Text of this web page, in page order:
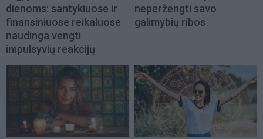
dienoms: santykiuose ir
finansiniuose reikaluose
naudinga vengti
impulsyvių reakcijų
neperžengti savo
galimybių ribos